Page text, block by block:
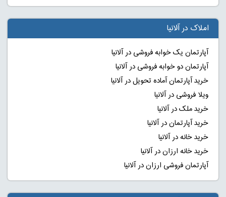
املاک در آلانیا
آپارتمان یک خوابه فروشی در آلانیا
آپارتمان دو خوابه فروشی در آلانیا
خرید آپارتمان آماده تحویل در آلانیا
ویلا فروشی در آلانیا
خرید ملک در آلانیا
خرید آپارتمان در آلانیا
خرید خانه در آلانیا
خرید خانه ارزان در آلانیا
آپارتمان فروشی ارزان در آلانیا